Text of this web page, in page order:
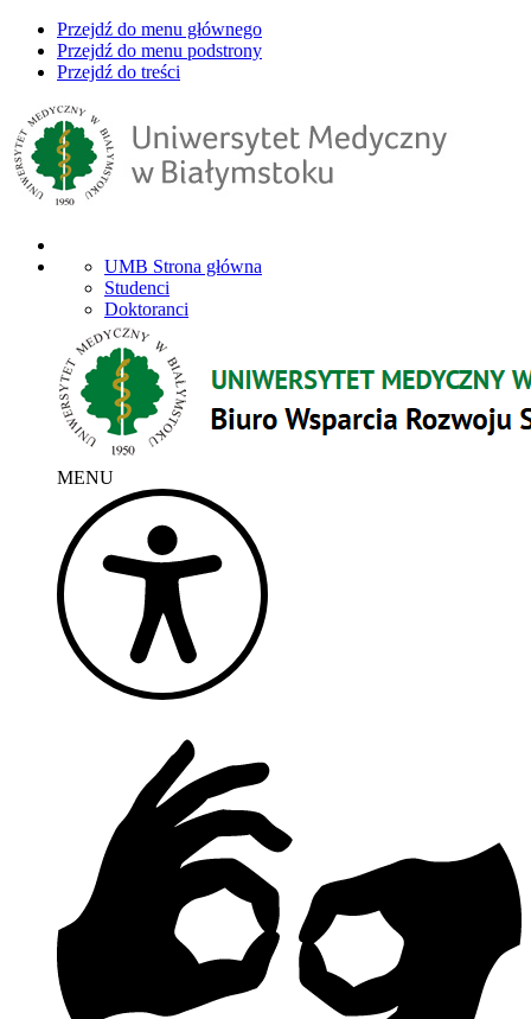
Przejdź do menu głównego
Przejdź do menu podstrony
Przejdź do treści
UMB Strona główna
Studenci
Doktoranci
MENU